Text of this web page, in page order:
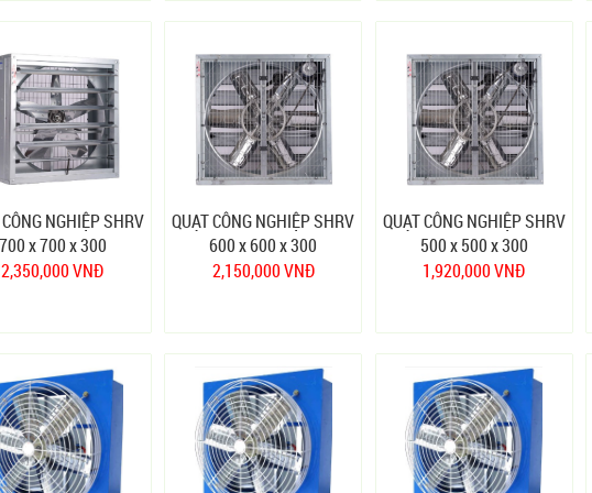
NGHIỆP SHRV
x 700 x 300
2,350,000 VNĐ
QUẠT CÔNG NGHIỆP SHRV
600 x 600 x 300
2,150,000 VNĐ
QUẠT CÔNG NGHIỆP SHRV
500 x 500 x 300
1,920,000 VNĐ